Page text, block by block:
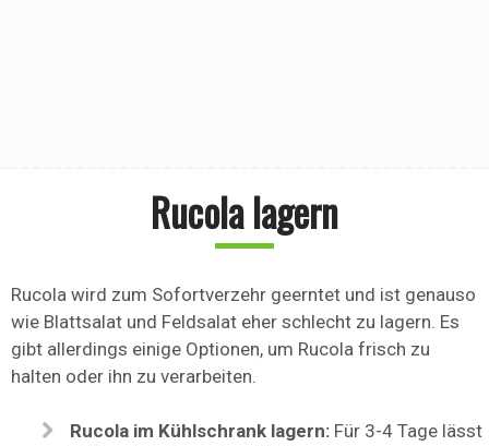
Rucola lagern
Rucola wird zum Sofortverzehr geerntet und ist genauso
wie Blattsalat und Feldsalat eher schlecht zu lagern. Es
gibt allerdings einige Optionen, um Rucola frisch zu
halten oder ihn zu verarbeiten.
Rucola im Kühlschrank lagern: Für 3-4 Tage lässt